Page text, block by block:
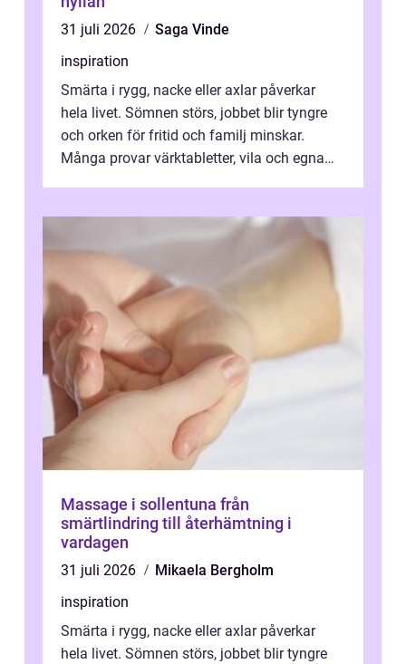
31 juli 2026
Saga Vinde
inspiration
Smärta i rygg, nacke eller axlar påverkar
hela livet. Sömnen störs, jobbet blir tyngre
och orken för fritid och familj minskar.
Många provar värktabletter, vila och egna
Massage i sollentuna från
smärtlindring till återhämtning i
vardagen
31 juli 2026
Mikaela Bergholm
inspiration
Smärta i rygg, nacke eller axlar påverkar
hela livet. Sömnen störs, jobbet blir tyngre